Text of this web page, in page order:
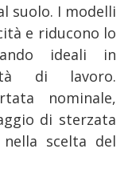
suolo. I modelli
e riducono lo
ideali in
di lavoro.
nominale,
di sterzata
scelta del